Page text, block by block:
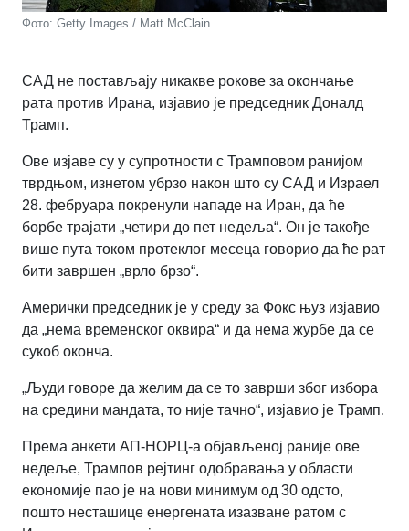
Фото: Getty Images / Matt McClain
САД не постављају никакве рокове за окончање
рата против Ирана, изјавио је председник Доналд
Трамп.
Ове изјаве су у супротности с Трамповом ранијом
тврдњом, изнетом убрзо након што су САД и Израел
28. фебруара покренули нападе на Иран, да ће
борбе трајати „четири до пет недеља“. Он је такође
више пута током протеклог месеца говорио да ће рат
бити завршен „врло брзо“.
Амерички председник је у среду за Фокс њуз изјавио
да „нема временског оквира“ и да нема журбе да се
сукоб оконча.
„Људи говоре да желим да се то заврши због избора
на средини мандата, то није тачно“, изјавио је Трамп.
Према анкети АП-НОРЦ-а објављеној раније ове
недеље, Трампов рејтинг одобравања у области
економије пао је на нови минимум од 30 одсто,
пошто несташице енергената изазване ратом с